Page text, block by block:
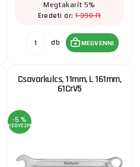
Megtakarít 5%
Eredeti ár:1 390 Ft
db MEGVENNI
Csavarkulcs, 11mm, L 161mm,
61CrV5
-5 %
KEDVEZMÉNY